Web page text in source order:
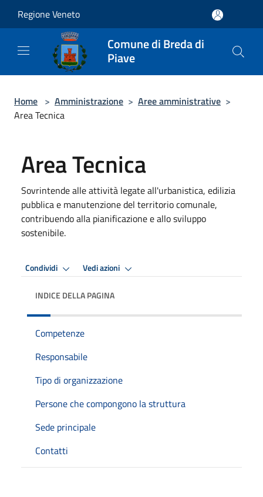
Regione Veneto
Comune di Breda di
Piave
Home > Amministrazione > Aree amministrative >
Area Tecnica
Area Tecnica
Sovrintende alle attività legate all'urbanistica, edilizia
pubblica e manutenzione del territorio comunale,
contribuendo alla pianificazione e allo sviluppo
sostenibile.
Condividi Vedi azioni
INDICE DELLA PAGINA
Competenze
Responsabile
Tipo di organizzazione
Persone che compongono la struttura
Sede principale
Contatti